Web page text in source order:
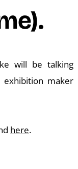
will be talking
maker
here.